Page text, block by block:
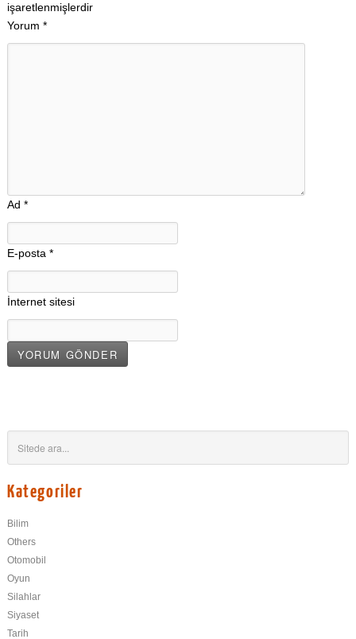
işaretlenmişlerdir
Yorum *
Ad *
E-posta *
İnternet sitesi
Kategoriler
Bilim
Others
Otomobil
Oyun
Silahlar
Siyaset
Tarih